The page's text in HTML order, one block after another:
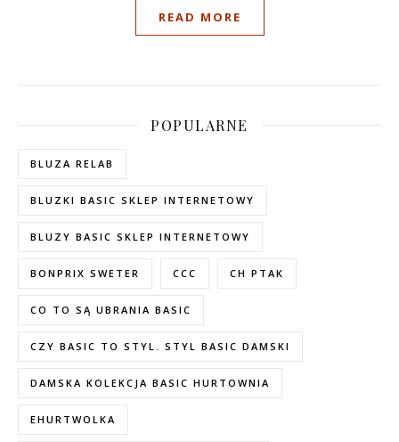
READ MORE
POPULARNE
BLUZA RELAB
BLUZKI BASIC SKLEP INTERNETOWY
BLUZY BASIC SKLEP INTERNETOWY
BONPRIX SWETER CCC CH PTAK
CO TO SĄ UBRANIA BASIC
CZY BASIC TO STYL. STYL BASIC DAMSKI
DAMSKA KOLEKCJA BASIC HURTOWNIA
EHURTWOLKA